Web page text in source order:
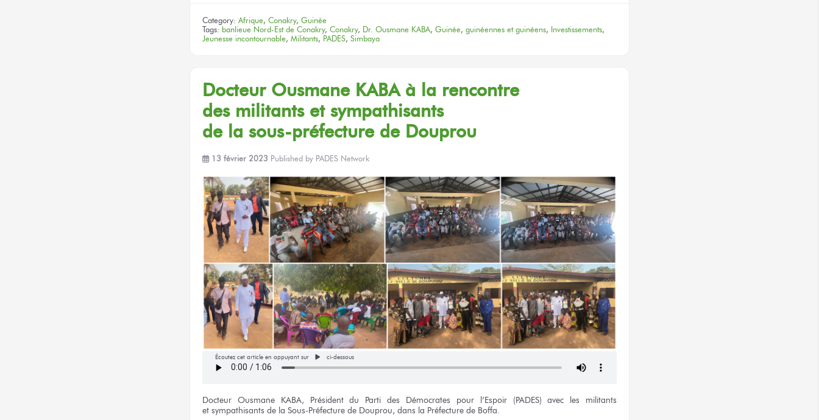
Category: Afrique, Conakry, Guinée
Tags: banlieue Nord-Est de Conakry, Conakry, Dr. Ousmane KABA, Guinée, guinéennes et guinéens, Investissements,
Jeunesse incontournable, Militants, PADES, Simbaya
Docteur Ousmane KABA à la rencontre
des militants et sympathisants
de la sous-préfecture de Douprou
13 février 2023 Published by PADES Network
Écoutez cet article en appuyant sur ci-dessous
Docteur Ousmane KABA, Présidentdu Parti des Démocrates pour l’Espoir(PADES) avec
les militants
et sympathisants de la Sous-Préfecture de Douprou, dans la Préfecture de Boffa.